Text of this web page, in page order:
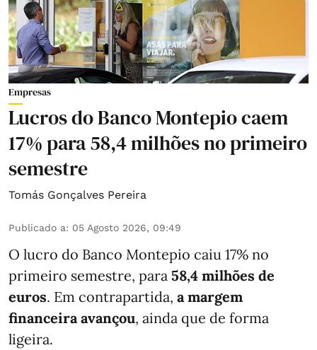
Empresas
Lucros do Banco Montepio caem
17% para 58,4 milhões no primeiro
semestre
Tomás Gonçalves Pereira
Publicado a: 05 Agosto 2026, 09:49
O lucro do Banco Montepio caiu 17% no
primeiro semestre, para 58,4 milhões de
euros. Em contrapartida, a margem
financeira avançou, ainda que de forma
ligeira.